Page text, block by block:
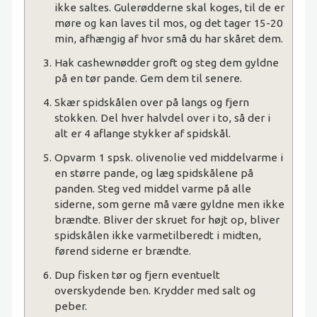
ikke saltes. Gulerødderne skal koges, til de er
møre og kan laves til mos, og det tager 15-20
min, afhængig af hvor små du har skåret dem.
Hak cashewnødder groft og steg dem gyldne
på en tør pande. Gem dem til senere.
Skær spidskålen over på langs og fjern
stokken. Del hver halvdel over i to, så der i
alt er 4 aflange stykker af spidskål.
Opvarm 1 spsk. olivenolie ved middelvarme i
en større pande, og læg spidskålene på
panden. Steg ved middel varme på alle
siderne, som gerne må være gyldne men ikke
brændte. Bliver der skruet for højt op, bliver
spidskålen ikke varmetilberedt i midten,
førend siderne er brændte.
Dup fisken tør og fjern eventuelt
overskydende ben. Krydder med salt og
peber.